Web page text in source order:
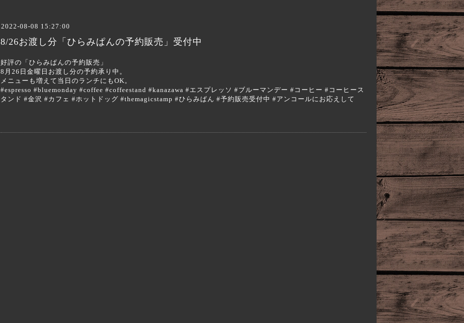
2022-08-08 15:27:00
8/26お渡し分「ひらみぱんの予約販売」受付中
好評の「ひらみぱんの予約販売」
8月26日金曜日お渡し分の予約承り中。
メニューも増えて当日のランチにもOK。
#espresso #bluemonday #coffee #coffeestand #kanazawa #エスプレッソ #ブルーマンデー #コーヒー #コーヒース
タンド #金沢 #カフェ #ホットドッグ #themagicstamp #ひらみぱん #予約販売受付中 #アンコールにお応えして